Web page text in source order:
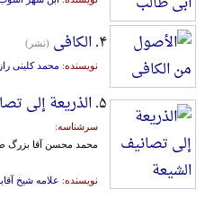
۴. الکافی (نشر)
نویسنده: محمد کلینی
۵. الذریعة إلی
سرشناسه:
محمد محسن آقا بزرگ
نویسنده: علامه شیخ